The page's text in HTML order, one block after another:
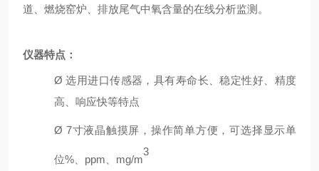
道、燃烧窑炉、排放尾气中氧含量的在线分析监测。
仪器特点：
Ø选用进口传感器，具有寿命长、稳定性好、 精度
高、响应快等特点
Ø 7寸液晶触摸屏，操作简单方便 ，可选择 显示单
位%、ppm、mg/m
3